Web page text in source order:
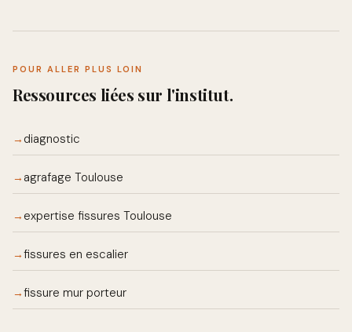
POUR ALLER PLUS LOIN
Ressources liées sur l'institut.
→ diagnostic
→ agrafage Toulouse
→ expertise fissures Toulouse
→fissures en escalier
→fissure mur porteur